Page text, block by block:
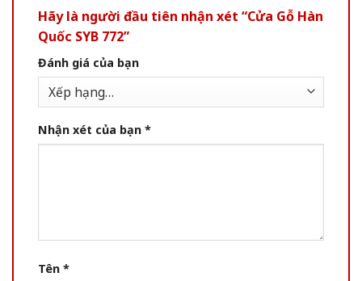
Hãy là người đầu tiên nhận xét “Cửa Gỗ Hàn
Quốc SYB 772”
Đánh giá của bạn
Nhận xét của bạn *
Tên *